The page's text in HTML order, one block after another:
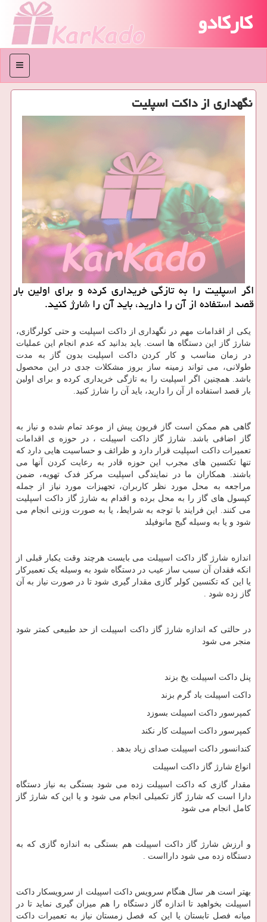
کارکادو
منو
نگهداری از داكت اسپلیت
اگر اسپلیت را به تازگی خریداری كرده و برای اولین بار
قصد استفاده از آن را دارید، باید آن را شارژ كنید.
یکی از اقدامات مهم در نگهداری از داکت اسپلیت و حتی کولرگازی،
شارژ گاز این دستگاه ها است. باید بدانید که عدم انجام این عملیات
در زمان مناسب و کار کردن داکت اسپلیت بدون گاز به مدت
طولانی، می تواند زمینه ساز بروز مشکلات جدی در این محصول
باشد. همچنین اگر اسپلیت را به تازگی خریداری کرده و برای اولین
بار قصد استفاده از آن را دارید، باید آن را شارژ کنید.
گاهی هم ممکن است گاز فریون پیش از موعد تمام شده و نیاز به
گاز اضافی باشد. شارژ گاز داکت اسپیلت ، در حوزه ی اقدامات
تعمیرات داکت اسپلیت قرار دارد و ظرائف و حساسیت هایی دارد که
تنها تکنسین های مجرب این حوزه قادر به رعایت کردن آنها می
باشند. همکاران ما در نمایندگی اسپلیت مرکز فدک تهویه، ضمن
مراجعه به محل مورد نظر کاربران، تجهیزات مورد نیاز از جمله
کپسول های گاز را به محل برده و اقدام به شارژ گاز داکت اسپلیت
می کنند. این فرایند با توجه به شرایط، یا به صورت وزنی انجام می
شود و یا به وسیله گیج مانوفیلد
اندازه شارژ گاز داکت اسپیلت می بایست هرچند وقت یکبار قبلی از
انکه فقدان آن سبب ساز عیب در دستگاه شود به وسیله یک تعمیرکار
یا این که تکنسین کولر گازی مقدار گیری شود تا در صورت نیاز به آن
گاز زده شود .
در حالتی‌ که اندازه شارژ گاز داکت اسپیلت از حد طبیعی کمتر شود
منجر می شود
پنل داکت اسپیلت یخ بزند
داکت اسپیلت باد گرم بزند
کمپرسور داکت اسپیلت بسوزد
کمپرسور داکت اسپیلت کار نکند
کندانسور داکت اسپیلت صدای زیاد بدهد .
انواع شارژ گاز داکت اسپیلت
مقدار گازی که داکت اسپیلت زده می شود بستگی به نیاز دستگاه
دارا است که شارژ گاز تکمیلی انجام می شود و یا این که شارژ گاز
کامل انجام می شود
و ارزش شارژ گاز داکت اسپیلت هم بستگی به اندازه گازی که به
دستگاه زده می شود دارااست .
بهتر است هر سال هنگام سرویس داکت اسپیلت از سرویسکار داکت
اسپیلت بخواهید تا اندازه گاز دستگاه را هم میزان گیری نماید تا در
میانه فصل تابستان یا این که فصل زمستان نیاز به تعمیرات داکت